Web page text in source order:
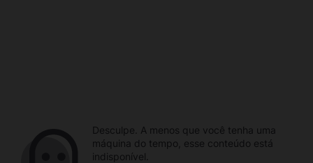
Desculpe. A menos que você tenha uma
máquina do tempo, esse conteúdo está
indisponível.